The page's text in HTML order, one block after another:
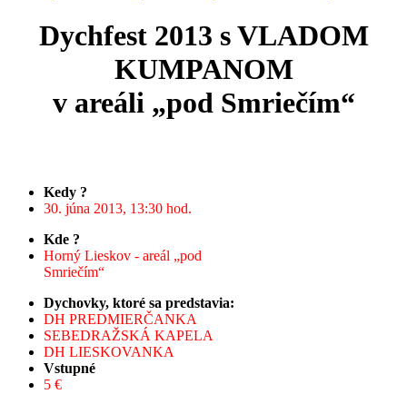
Dychfest 2013 s VLADOM
KUMPANOM
v areáli „pod Smriečím“
Kedy ?
30. júna 2013, 13:30 hod.
Kde ?
Horný Lieskov - areál „pod
Smriečím“
Dychovky, ktoré sa predstavia:
DH PREDMIERČANKA
SEBEDRAŽSKÁ KAPELA
DH LIESKOVANKA
Vstupné
5 €